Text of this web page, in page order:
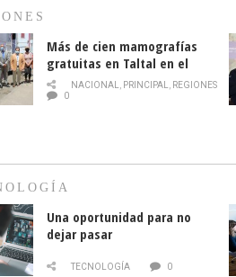
Más de cien mamografías
gratuitas en Taltal en el
mes de la prevención del
cáncer de mama
NACIONAL, PRINCIPAL, REGIONES
0
Una oportunidad para no
dejar pasar
TECNOLOGÍA 0